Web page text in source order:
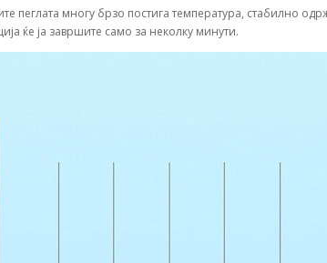
пеглата многу брзо постига температура, стабилно
ќе ја завршите само за неколку минути.